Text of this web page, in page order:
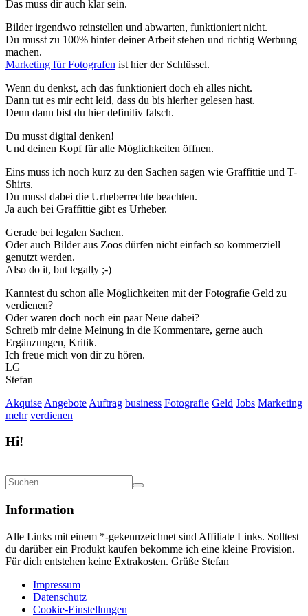
Das muss dir auch klar sein.
Bilder irgendwo reinstellen und abwarten, funktioniert nicht.
Du musst zu 100% hinter deiner Arbeit stehen und richtig Werbung
machen.
Marketing für Fotografen ist hier der Schlüssel.
Wenn du denkst, ach das funktioniert doch eh alles nicht.
Dann tut es mir echt leid, dass du bis hierher gelesen hast.
Denn dann bist du hier definitiv falsch.
Du musst digital denken!
Und deinen Kopf für alle Möglichkeiten öffnen.
Eins muss ich noch kurz zu den Sachen sagen wie Graffittie und T-
Shirts.
Du musst dabei die Urheberrechte beachten.
Ja auch bei Graffittie gibt es Urheber.
Gerade bei legalen Sachen.
Oder auch Bilder aus Zoos dürfen nicht einfach so kommerziell
genutzt werden.
Also do it, but legally ;-)
Kanntest du schon alle Möglichkeiten mit der Fotografie Geld zu
verdienen?
Oder waren doch noch ein paar Neue dabei?
Schreib mir deine Meinung in die Kommentare, gerne auch
Ergänzungen, Kritik.
Ich freue mich von dir zu hören.
LG
Stefan
Akquise Angebote Auftrag business Fotografie Geld Jobs Marketing
mehr verdienen
Hi!
Information
Alle Links mit einem *-gekennzeichnet sind Affiliate Links. Solltest
du darüber ein Produkt kaufen bekomme ich eine kleine Provision.
Für dich entstehen keine Extrakosten. Grüße Stefan
Impressum
Datenschutz
Cookie-Einstellungen